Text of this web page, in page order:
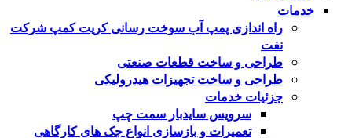
خدمات
راه اندازی پمپ آب سوخت رسانی کریت کمپ شرکت
نفت
طراحی و ساخت قطعات صنعتی
طراحی و ساخت تجهیزات هیدرولیکی
جزئیات خدمات
سرویس سایدبار سمت چپ
تعمیرات و بازسازی انواع جک های کارگاهی